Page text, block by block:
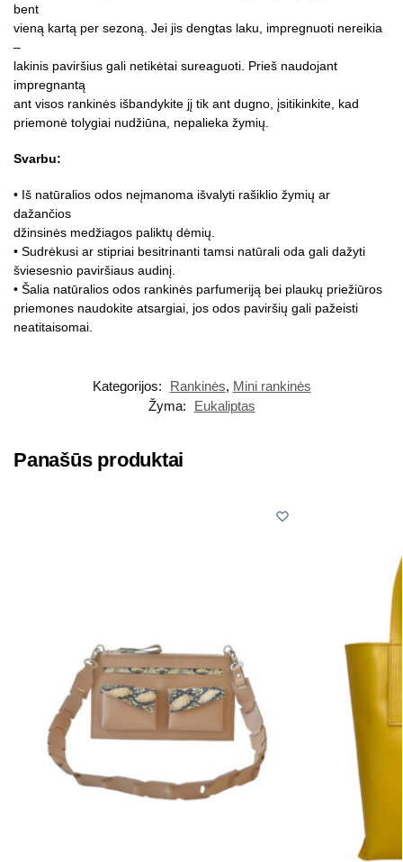
bent
vieną kartą per sezoną. Jei jis dengtas laku, impregnuoti nereikia
–
lakinis paviršius gali netikėtai sureaguoti. Prieš naudojant
impregnantą
ant visos rankinės išbandykite jį tik ant dugno, įsitikinkite, kad
priemonė tolygiai nudžiūna, nepalieka žymių.
Svarbu:
• Iš natūralios odos neįmanoma išvalyti rašiklio žymių ar
dažančios
džinsinės medžiagos paliktų dėmių.
• Sudrėkusi ar stipriai besitrinanti tamsi natūrali oda gali dažyti
šviesesnio paviršiaus audinį.
• Šalia natūralios odos rankinės parfumeriją bei plaukų priežiūros
priemones naudokite atsargiai, jos odos paviršių gali pažeisti
neatitaisomai.
Kategorijos: Rankinės, Mini rankinės
Žyma:
Eukaliptas
Panašūs produktai